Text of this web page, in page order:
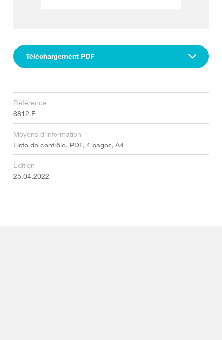
Téléchargement PDF
Référence
6812.F
Moyens d'information
Liste de contrôle, PDF, 4 pages, A4
Édition
25.04.2022